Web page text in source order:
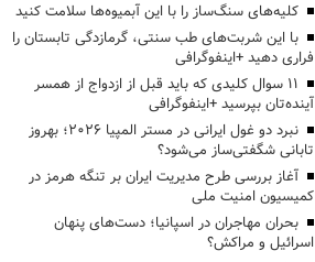
کلیه‌های سنگ‌ساز را با این آبمیوه‌ها سلامت کنید
با این شربت‌های طب سنتی، گرمازدگی تابستان را
فراری دهید +اینفوگرافی
۱۱ سوال کلیدی که باید قبل از ازدواج از همسر
آینده‌تان بپرسید +اینفوگرافی
نبرد دو غول ایرانی در مستر المپیا ۲۰۲۶؛ بهروز
تابانی شگفتی‌ساز می‌شود؟
آغاز بررسی طرح مدیریت ایران بر تنگه هرمز در
کمیسیون امنیت ملی
بحران مهاجران در اسپانیا؛ دست‌های پنهان
اسرائیل و مراکش؟